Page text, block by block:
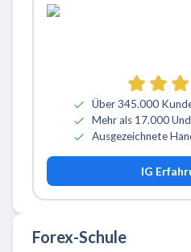
Über 345.000
Mehr als 17.000
Ausgezeichnete
IG
Forex-Schule